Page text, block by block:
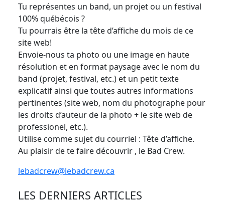
Tu représentes un band, un projet ou un festival
100% québécois ?
Tu pourrais être la tête d’affiche du mois de ce
site web!
Envoie-nous ta photo ou une image en haute
résolution et en format paysage avec le nom du
band (projet, festival, etc.) et un petit texte
explicatif ainsi que toutes autres informations
pertinentes (site web, nom du photographe pour
les droits d’auteur de la photo + le site web de
professionel, etc.).
Utilise comme sujet du courriel : Tête d’affiche.
Au plaisir de te faire découvrir , le Bad Crew.
lebadcrew@lebadcrew.ca
LES DERNIERS ARTICLES